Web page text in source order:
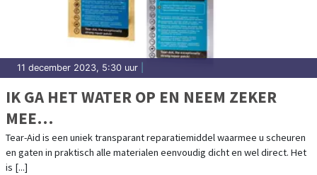
11 december 2023, 5:30 uur
IK GA HET WATER OP EN NEEM ZEKER
MEE…
Tear-Aid is een uniek transparant reparatiemiddel waarmee u scheuren
en gaten in praktisch alle materialen eenvoudig dicht en wel direct. Het
is [...]